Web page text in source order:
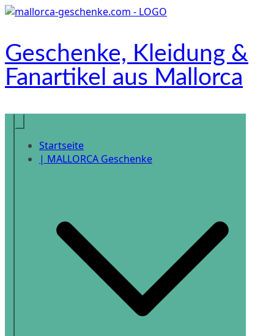
Zum
Geschenke, Kleidung &
Fanartikel aus Mallorca
Onlineshop
Startseite
| MALLORCA Geschenke